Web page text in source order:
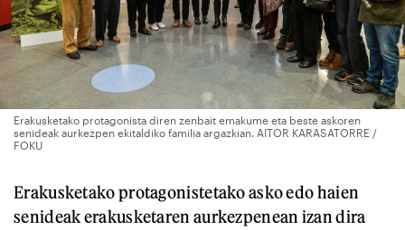
Erakusketako protagonista diren zenbait emakume eta beste askoren
senideak aurkezpen ekitaldiko familia argazkian. AITOR KARASATORRE /
FOKU
Erakusketako protagonistetako asko edo haien
senideak erakusketaren aurkezpenean izan dira